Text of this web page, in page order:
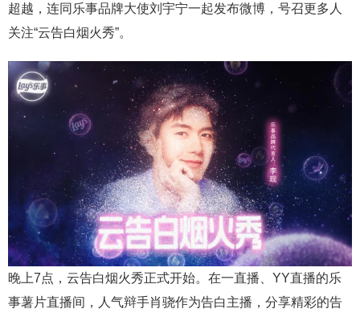
超越，连同乐事品牌大使刘宇宁一起发布微博，号召更多人
关注“云告白烟火秀”。
晚上7点，云告白烟火秀正式开始。在一直播、YY直播的乐
事薯片直播间，人气辩手肖骁作为告白主播，分享精彩的告